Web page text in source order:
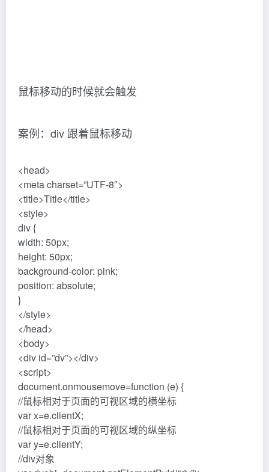
鼠标移动的时候就会触发
案例：div 跟着鼠标移动
<head>
<meta charset=”UTF-8″>
<title>Title</title>
<style>
div {
width: 50px;
height: 50px;
background-color: pink;
position: absolute;
}
</style>
</head>
<body>
<div id=”dv”></div>
<script>
document.onmousemove=function (e) {
//鼠标相对于页面的可视区域的横坐标
var x=e.clientX;
//鼠标相对于页面的可视区域的纵坐标
var y=e.clientY;
//div对象